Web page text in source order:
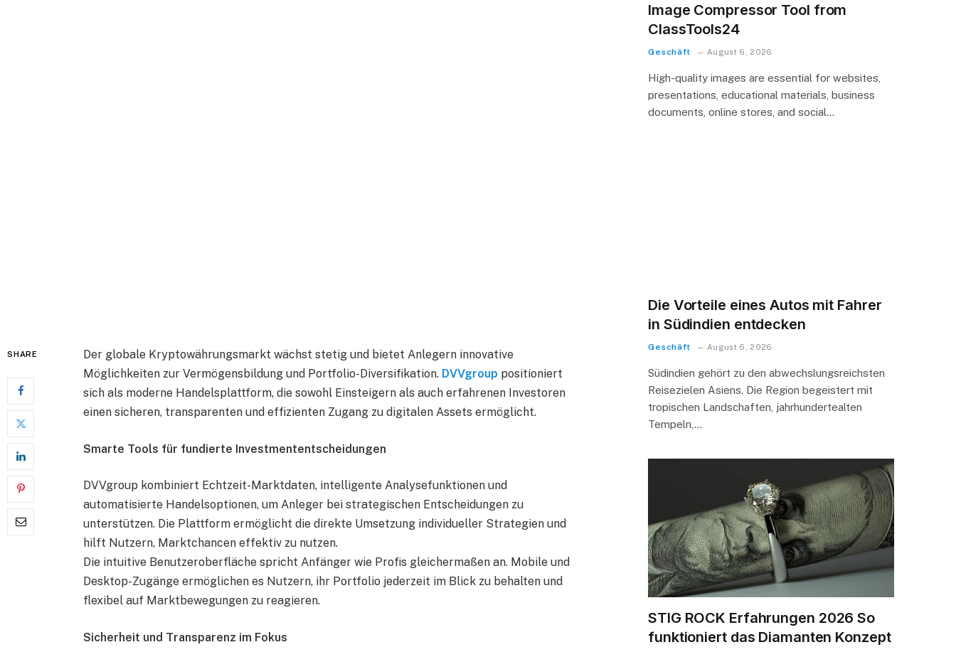
SHARE
Der globale Kryptowährungsmarkt wächst stetig und bietet Anlegern innovative
Möglichkeiten zur Vermögensbildung und Portfolio-Diversifikation. DVVgroup positioniert
sich als moderne Handelsplattform, die sowohl Einsteigern als auch erfahrenen Investoren
einen sicheren, transparenten und effizienten Zugang zu digitalen Assets ermöglicht.
Smarte Tools für fundierte Investmententscheidungen
DVVgroup kombiniert Echtzeit-Marktdaten, intelligente Analysefunktionen und
automatisierte Handelsoptionen, um Anleger bei strategischen Entscheidungen zu
unterstützen. Die Plattform ermöglicht die direkte Umsetzung individueller Strategien und
hilft Nutzern, Marktchancen effektiv zu nutzen.
Die intuitive Benutzeroberfläche spricht Anfänger wie Profis gleichermaßen an. Mobile und
Desktop-Zugänge ermöglichen es Nutzern, ihr Portfolio jederzeit im Blick zu behalten und
flexibel auf Marktbewegungen zu reagieren.
Sicherheit und Transparenz im Fokus
Image Compressor Tool from
ClassTools24
Geschäft August 6, 2026
High-quality images are essential for websites,
presentations, educational materials, business
documents, online stores, and social…
Die Vorteile eines Autos mit Fahrer
in Südindien entdecken
Geschäft August 6, 2026
Südindien gehört zu den abwechslungsreichsten
Reisezielen Asiens. Die Region begeistert mit
tropischen Landschaften, jahrhundertealten
Tempeln,…
STIG ROCK Erfahrungen 2026 So
funktioniert das Diamanten Konzept